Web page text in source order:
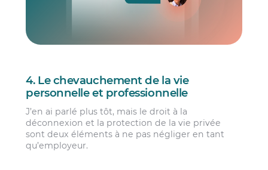
4. Le chevauchement de la vie
personnelle et professionnelle
J’en ai parlé plus tôt, mais le droit à la
déconnexion et la protection de la vie privée
sont deux éléments à ne pas négliger en tant
qu’employeur.